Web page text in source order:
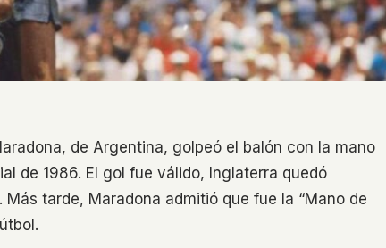
de Argentina, golpeó el balón con la mano
de 1986. El gol fue válido, Inglaterra quedó
tarde, Maradona admitió que fue la “Mano de